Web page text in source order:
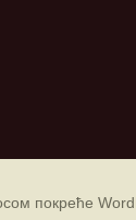
покреће